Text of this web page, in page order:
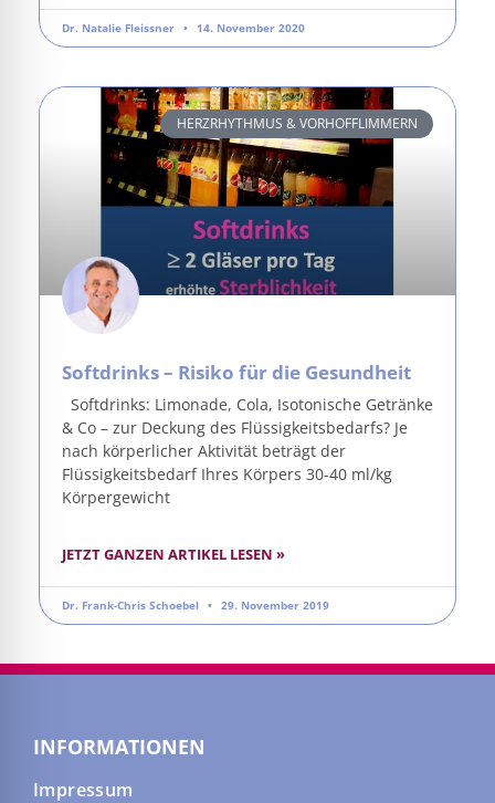
Dr. Natalie Fleissner 14. November 2020
HERZRHYTHMUS & VORHOFFLIMMERN
Softdrinks – Risiko für die Gesundheit
Softdrinks: Limonade, Cola, Isotonische Getränke
& Co – zur Deckung des Flüssigkeitsbedarfs? Je
nach körperlicher Aktivität beträgt der
Flüssigkeitsbedarf Ihres Körpers 30-40 ml/kg
Körpergewicht
JETZT GANZEN ARTIKEL LESEN »
Dr. Frank-Chris Schoebel 29. November 2019
INFORMATIONEN
Impressum